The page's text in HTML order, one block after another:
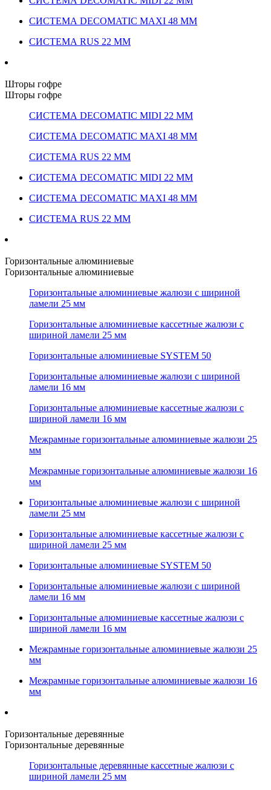
СИСТЕМА DECOMATIC MAXI 48 ММ
СИСТЕМА RUS 22 ММ
Шторы гофре
Шторы гофре
СИСТЕМА DECOMATIC MIDI 22 ММ
СИСТЕМА DECOMATIC MAXI 48 ММ
СИСТЕМА RUS 22 ММ
СИСТЕМА DECOMATIC MIDI 22 ММ
СИСТЕМА DECOMATIC MAXI 48 ММ
СИСТЕМА RUS 22 ММ
Горизонтальные алюминиевые
Горизонтальные алюминиевые
Горизонтальные алюминиевые жалюзи с шириной
ламели 25 мм
Горизонтальные алюминиевые кассетные жалюзи с
шириной ламели 25 мм
Горизонтальные алюминиевые SYSTEM 50
Горизонтальные алюминиевые жалюзи с шириной
ламели 16 мм
Горизонтальные алюминиевые кассетные жалюзи с
шириной ламели 16 мм
Межрамные горизонтальные алюминиевые жалюзи 25
мм
Межрамные горизонтальные алюминиевые жалюзи 16
мм
Горизонтальные алюминиевые жалюзи с шириной
ламели 25 мм
Горизонтальные алюминиевые кассетные жалюзи с
шириной ламели 25 мм
Горизонтальные алюминиевые SYSTEM 50
Горизонтальные алюминиевые жалюзи с шириной
ламели 16 мм
Горизонтальные алюминиевые кассетные жалюзи с
шириной ламели 16 мм
Межрамные горизонтальные алюминиевые жалюзи 25
мм
Межрамные горизонтальные алюминиевые жалюзи 16
мм
Горизонтальные деревянные
Горизонтальные деревянные
Горизонтальные деревянные кассетные жалюзи с
шириной ламели 25 мм